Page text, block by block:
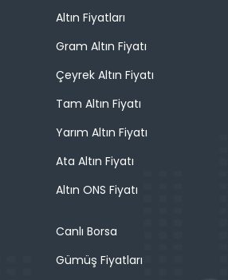
Altın Fiyatları
Gram Altın Fiyatı
Çeyrek Altın Fiyatı
Tam Altın Fiyatı
Yarım Altın Fiyatı
Ata Altın Fiyatı
Altın ONS Fiyatı
Canlı Borsa
Gümüş Fiyatları